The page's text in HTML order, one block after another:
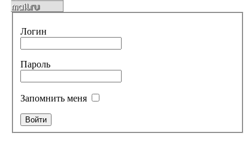
Логин
Пароль
Запомнить меня